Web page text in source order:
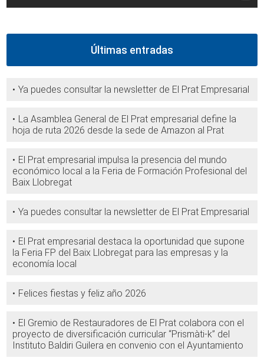
Últimas entradas
Ya puedes consultar la newsletter de El Prat Empresarial
La Asamblea General de El Prat empresarial define la
hoja de ruta 2026 desde la sede de Amazon al Prat
El Prat empresarial impulsa la presencia del mundo
económico local a la Feria de Formación Profesional del
Baix Llobregat
Ya puedes consultar la newsletter de El Prat Empresarial
El Prat empresarial destaca la oportunidad que supone
la Feria FP del Baix Llobregat para las empresas y la
economía local
Felices fiestas y feliz año 2026
El Gremio de Restauradores de El Prat colabora con el
proyecto de diversificación curricular “Prismàti-k” del
Instituto Baldiri Guilera en convenio con el Ayuntamiento